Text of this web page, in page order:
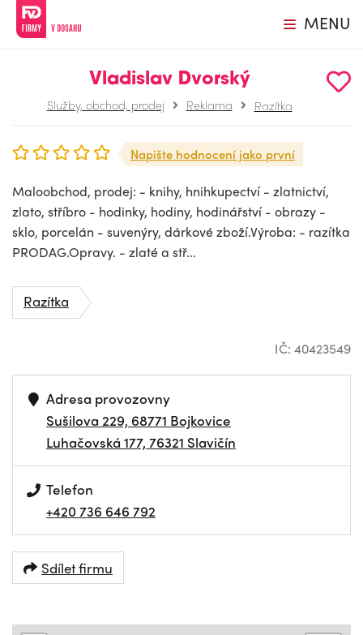
MENU
Vladislav Dvorský
Služby, obchod, prodej Reklama Razítka
Napište hodnocení jako první
Maloobchod, prodej: - knihy, hnihkupectví - zlatnictví,
zlato, stříbro - hodinky, hodiny, hodinářství - obrazy -
sklo, porcelán - suvenýry, dárkové zboží.Výroba: - razítka
PRODAG.Opravy. - zlaté a stř...
Razítka
IČ: 40423549
Adresa provozovny
Sušilova 229, 68771 Bojkovice
Luhačovská 177, 76321 Slavičín
Telefon
+420 736 646 792
Sdílet firmu